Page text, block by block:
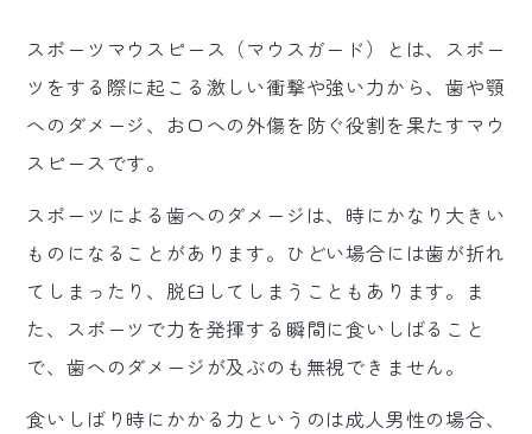
スポーツマウスピース（マウスガード）とは、スポー
ツをする際に起こる激しい衝撃や強い力から、歯や顎
へのダメージ、お口への外傷を防ぐ役割を果たすマウ
スピースです。
スポーツによる歯へのダメージは、時にかなり大きい
ものになることがあります。ひどい場合には歯が折れ
てしまったり、脱臼してしまうこともあります。ま
た、スポーツで力を発揮する瞬間に食いしばること
で、歯へのダメージが及ぶのも無視できません。
食いしばり時にかかる力というのは成人男性の場合、